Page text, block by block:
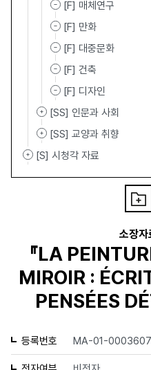
[F] 매체연구
[F] 만화
[F] 대중문화
[F] 건축
[F] 디자인
[SS] 인문과 사회
[SS] 교양과 취향
[S] 시청각 자료
소장자
『LA
MIROIR :
PENSÉES
등록번호 MA-01-